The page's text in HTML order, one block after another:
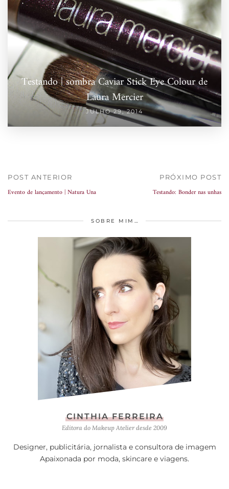
Testando | sombra Caviar Stick Eye Colour de
Laura Mercier
JULHO 29, 2014
POST ANTERIOR
Evento de lançamento | Natura Una
PRÓXIMO POST
Testando: Bonder nas unhas
SOBRE MIM…
CINTHIA FERREIRA
Editora do Makeup Atelier desde 2009
Designer, publicitária, jornalista e consultora de imagem
Apaixonada por moda, skincare e viagens.